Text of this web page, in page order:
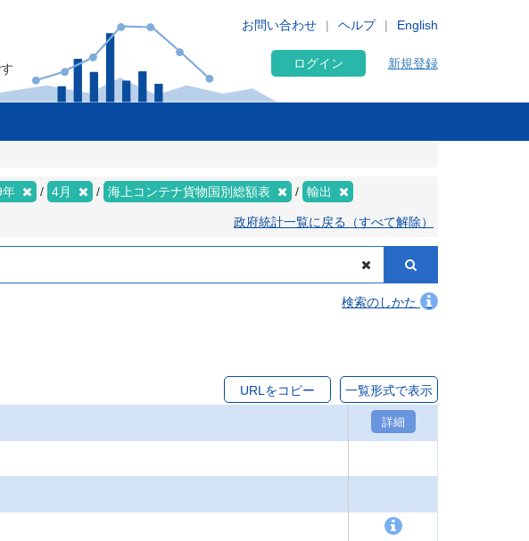
English
お問い合わせ ヘルプ
ログイン 新規登録
年 4月 海上コンテナ貨物国別総額表 輸出
政府統計一覧に戻る（すべて解除）
検索のしかた
URLをコピー 一覧形式で表示
詳細